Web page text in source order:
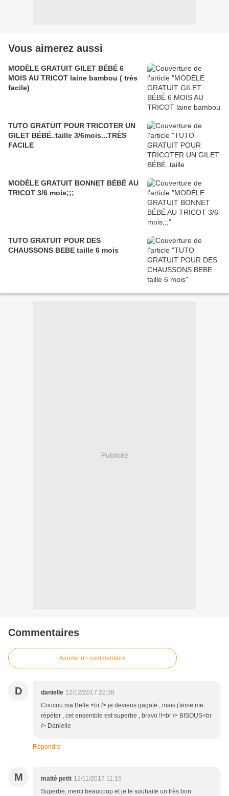
Vous aimerez aussi
MODÈLE GRATUIT GILET BÉBÉ 6
MOIS AU TRICOT laine bambou ( très
facile)
TUTO GRATUIT POUR TRICOTER UN
GILET BÉBÉ..taille 3/6mois...TRÈS
FACILE
MODÈLE GRATUIT BONNET BÉBÉ AU
TRICOT 3/6 mois;;;
TUTO GRATUIT POUR DES
CHAUSSONS BEBE taille 6 mois
Publicité
Commentaires
Ajouter un commentaire
D danielle 12/12/2017 22:38
Coucou ma Belle.<br /> je deviens gagate , mais j'aime me
répéter , cet ensemble est superbe , bravo !!<br /> BISOUS<br
/> Danielle
Répondre
M maité petit 12/11/2017 11:15
Superbe, merci beaucoup et je te souhaite un très bon